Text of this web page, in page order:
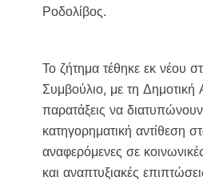
Ροδολίβος.
Το ζήτημα τέθηκε εκ νέου
Συμβούλιο, με τη Δημοτική
παρατάξεις να
κατηγορηματική αντίθεση
αναφερόμενες σε
και αναπτυξιακές